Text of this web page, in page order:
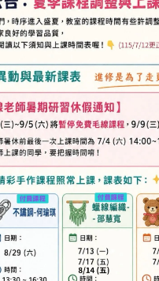
上訂購流程說明」及
。
售，如遇缺貨會由專
再提供折扣優惠。
與螢幕色差而有所差
有不同，將以實際出
、毛線、緞帶、繩線、